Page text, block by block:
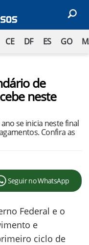
CE DF ES GO
de
neste
se inicia neste final
Confira as
Seguir no WhatsApp
Federal e o
e
ciclo de